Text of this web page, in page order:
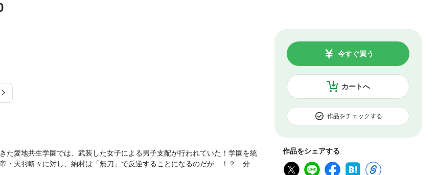
カートへ
今すぐ買う
作品をチェックする
作品をシェアする
た愛地共生学園では、武装した女子による男子支配が行われていた！学園を統
・天羽斬々に対し、納村は「無刀」で反逆することになるのだが…！？ 分冊